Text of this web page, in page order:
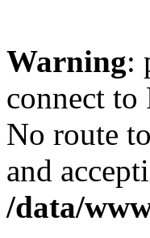
Warning:
connect to
No route
and
/data/